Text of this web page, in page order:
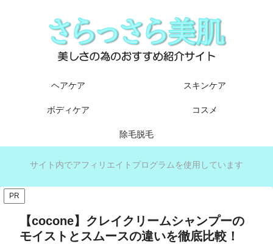
ヘアケア スキンケア
ボディケア コスメ
除毛脱毛
サイト内でアフィリエイトプログラムを使用しています
PR
【cocone】クレイクリームシャンプーの
モイストとスムースの違いを徹底比較！